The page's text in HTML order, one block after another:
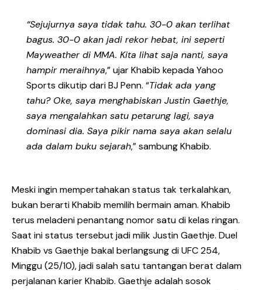
“Sejujurnya saya tidak tahu. 30-0 akan terlihat
bagus. 30-0 akan jadi rekor hebat, ini seperti
Mayweather di MMA. Kita lihat saja nanti, saya
hampir meraihnya,” ujar Khabib kepada Yahoo
Sports dikutip dari BJ Penn. “Tidak ada yang
tahu? Oke, saya menghabiskan Justin Gaethje,
saya mengalahkan satu petarung lagi, saya
dominasi dia. Saya pikir nama saya akan selalu
ada dalam buku sejarah,” sambung Khabib.
Meski ingin mempertahakan status tak terkalahkan,
bukan berarti Khabib memilih bermain aman. Khabib
terus meladeni penantang nomor satu di kelas ringan.
Saat ini status tersebut jadi milik Justin Gaethje. Duel
Khabib vs Gaethje bakal berlangsung di UFC 254,
Minggu (25/10), jadi salah satu tantangan berat dalam
perjalanan karier Khabib. Gaethje adalah sosok